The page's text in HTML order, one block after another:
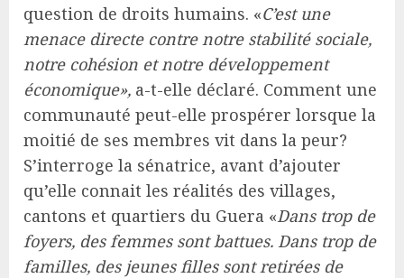
question de droits humains. «C’est une
menace directe contre notre stabilité sociale,
notre cohésion et notre développement
économique», a-t-elle déclaré. Comment une
communauté peut-elle prospérer lorsque la
moitié de ses membres vit dans la peur?
S’interroge la sénatrice, avant d’ajouter
qu’elle connait les réalités des villages,
cantons et quartiers du Guera «Dans trop de
foyers, des femmes sont battues. Dans trop de
familles, des jeunes filles sont retirées de